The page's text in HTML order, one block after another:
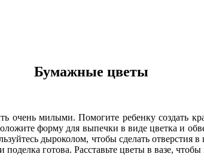
Бумажные цветы
очень милыми. Помогите ребенку создать
форму для выпечки в виде цветка и
дыроколом, чтобы сделать
готова. Расставьте цветы в вазе, чтобы